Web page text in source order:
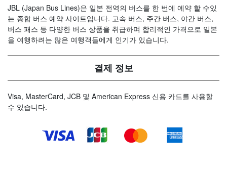
JBL (Japan Bus Lines)은 일본 전역의 버스를 한 번에 예약 할 수있
는 종합 버스 예약 사이트입니다. 고속 버스, 주간 버스, 야간 버스,
버스 패스 등 다양한 버스 상품을 취급하며 합리적인 가격으로 일본
을 여행하려는 많은 여행객들에게 인기가 있습니다.
결제 정보
Visa, MasterCard, JCB 및 American Express 신용 카드를 사용할
수 있습니다.